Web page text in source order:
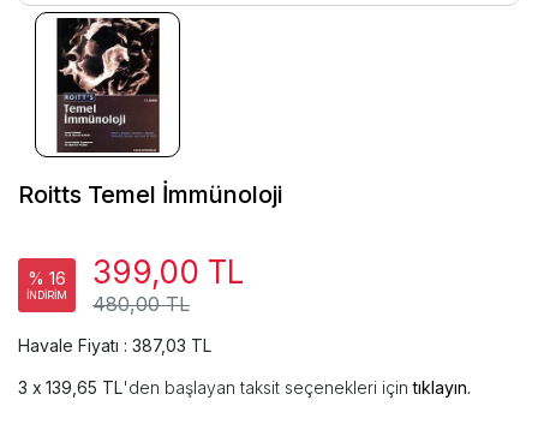
Roitts Temel İmmünoloji
% 16
İNDİRİM 480,00 TL
399,00 TL
Havale Fiyatı : 387,03 TL
139,65 TL'den başlayan taksit seçenekleri içintıklayın.